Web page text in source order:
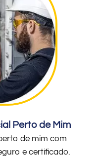
Perto de Mim
de mim com
e certificado.